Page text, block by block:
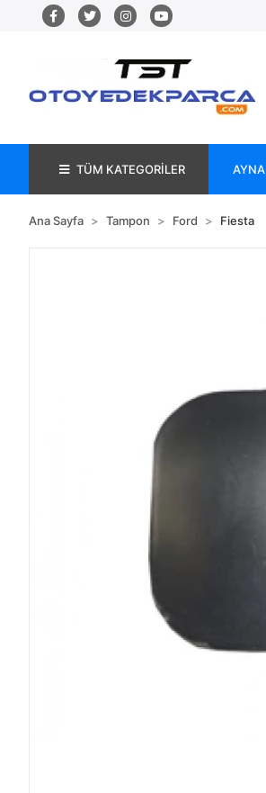
TÜM KATEGORİLER AYNA
Ana Sayfa Tampon Ford Fiesta